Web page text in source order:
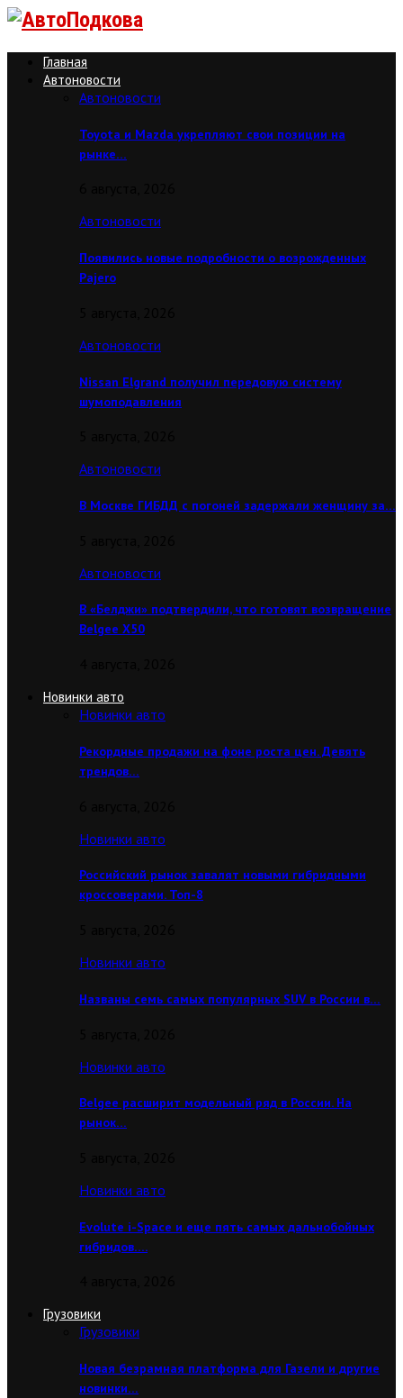
Главная
Автоновости
Автоновости
Toyota и Mazda укрепляют свои позиции на
рынке…
Автоновости
Появились новые подробности о возрожденных
Pajero
Автоновости
Nissan Elgrand получил передовую систему
шумоподавления
Автоновости
В Москве ГИБДД с погоней задержали женщину за…
Автоновости
В «Белджи» подтвердили, что готовят возвращение
Belgee X50
Новинки авто
Новинки авто
Рекордные продажи на фоне роста цен. Девять
трендов…
Новинки авто
Российский рынок завалят новыми гибридными
кроссоверами. Топ-8
Новинки авто
Названы семь самых популярных SUV в России в…
Новинки авто
Belgee расширит модельный ряд в России. На
рынок…
Новинки авто
Evolute i-Space и еще пять самых дальнобойных
гибридов….
Грузовики
Грузовики
Новая безрамная платформа для Газели и другие
новинки…